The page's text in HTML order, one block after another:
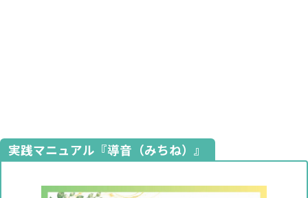
実践マニュアル『導音（みちね）』